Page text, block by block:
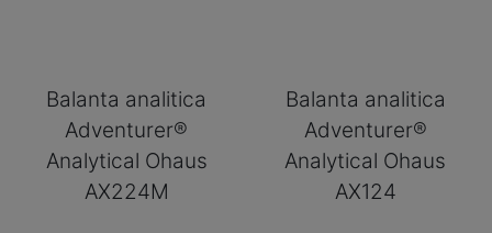
Balanta analitica
Adventurer®
Analytical Ohaus
AX224M
Balanta analitica
Adventurer®
Analytical Ohaus
AX124